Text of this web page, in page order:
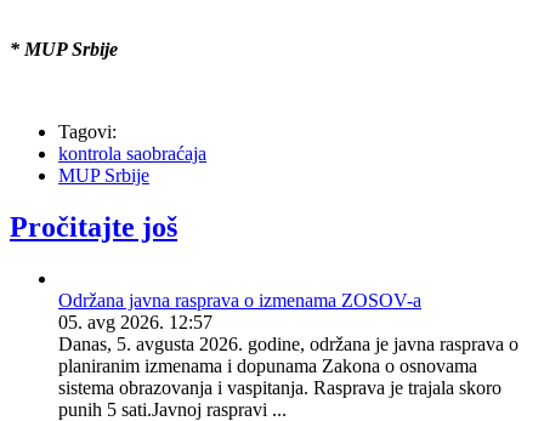
* MUP Srbije
Tagovi:
kontrola saobraćaja
MUP Srbije
Pročitajte još
Održana javna rasprava o izmenama ZOSOV-a
05. avg 2026. 12:57
Danas, 5. avgusta 2026. godine, održana je javna rasprava o
planiranim izmenama i dopunama Zakona o osnovama
sistema obrazovanja i vaspitanja. Rasprava je trajala skoro
punih 5 sati.Javnoj raspravi ...